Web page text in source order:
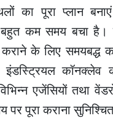
का पूरा प्लान
बहुत कम समय बचा है।
के लिए समयबद्ध
कॉनक्लेव
एजेंसियों तथा
पर पूरा कराना